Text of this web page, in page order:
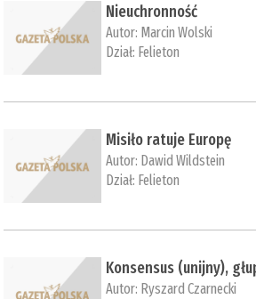
Nieuchronność
Autor: Marcin Wolski
Dział: Felieton
Misiło ratuje Europę
Autor: Dawid Wildstein
Dział: Felieton
Konsensus (unijny),
Autor: Ryszard Czarnecki